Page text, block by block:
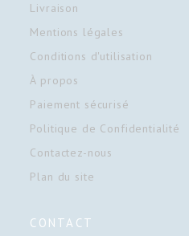
Livraison
Mentions légales
Conditions d'utilisation
À propos
Paiement sécurisé
Politique de Confidentialité
Contactez-nous
Plan du site
CONTACT